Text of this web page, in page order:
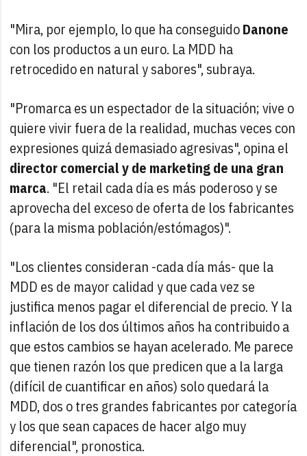
"Mira, por ejemplo, lo que ha conseguidoDanone
con los productos a un euro. La MDD ha
retrocedido en natural y sabores", subraya.
"Promarca es un espectador de la situación; vive o
quiere vivir fuera de la realidad, muchas veces con
expresiones quizá demasiado agresivas", opina el
director comercial y de marketing de una gran
marca. "El retail cada día es más poderoso y se
aprovecha del exceso de oferta de los fabricantes
(para la misma población/estómagos)".
"Los clientes consideran -cada día más- que la
MDD es de mayor calidad y que cada vez se
justifica menos pagar el diferencial de precio. Y la
inflación de los dos últimos años ha contribuido a
que estos cambios se hayan acelerado. Me parece
que tienen razón los que predicen que a la larga
(difícil de cuantificar en años) solo quedará la
MDD, dos o tres grandes fabricantes por categoría
y los que sean capaces de hacer algo muy
diferencial", pronostica.